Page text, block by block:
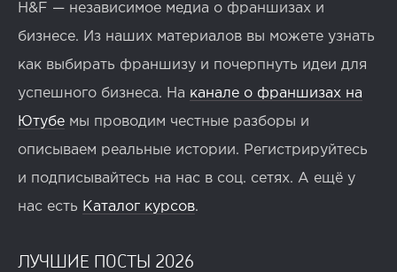
H&F — независимое медиа о франшизах и
бизнесе. Из наших материалов вы можете узнать
как выбирать франшизу и почерпнуть идеи для
успешного бизнеса. На канале о франшизах на
Ютубе мы проводим честные разборы и
описываем реальные истории. Регистрируйтесь
и подписывайтесь на нас в соц. сетях. А ещё у
нас есть Каталог курсов.
ЛУЧШИЕ ПОСТЫ 2026